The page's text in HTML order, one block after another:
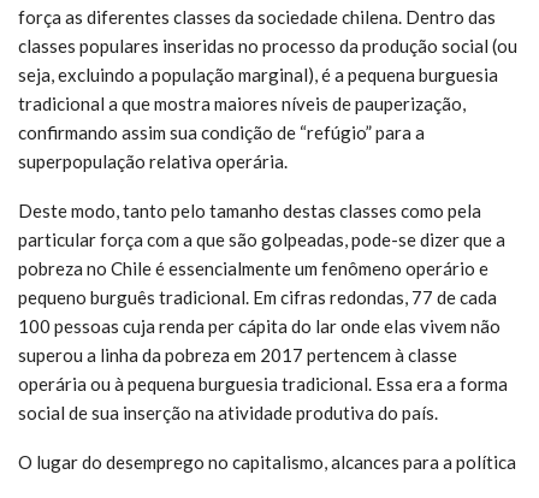
força as diferentes classes da sociedade chilena. Dentro das
classes populares inseridas no processo da produção social (ou
seja, excluindo a população marginal), é a pequena burguesia
tradicional a que mostra maiores níveis de pauperização,
confirmando assim sua condição de “refúgio” para a
superpopulação relativa operária.
Deste modo, tanto pelo tamanho destas classes como pela
particular força com a que são golpeadas, pode-se dizer que a
pobreza no Chile é essencialmente um fenômeno operário e
pequeno burguês tradicional. Em cifras redondas, 77 de cada
100 pessoas cuja renda per cápita do lar onde elas vivem não
superou a linha da pobreza em 2017 pertencem à classe
operária ou à pequena burguesia tradicional. Essa era a forma
social de sua inserção na atividade produtiva do país.
O lugar do desemprego no capitalismo, alcances para a política